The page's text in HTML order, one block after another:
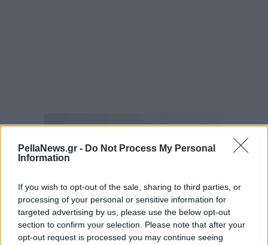
PellaNews.gr - Do Not Process My Personal
Information
If you wish to opt-out of the sale, sharing to third parties, or
processing of your personal or sensitive information for
targeted advertising by us, please use the below opt-out
section to confirm your selection. Please note that after your
opt-out request is processed you may continue seeing